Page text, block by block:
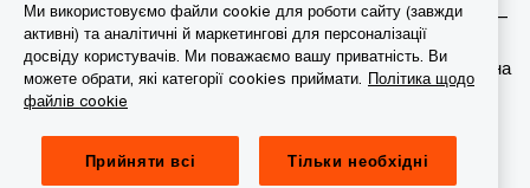
учасник/фірми-учасниці мережі PwC, а в деяких випадках –
міжнародна мережа PwC. Кожна фірма мережі є
самостійною юридичною особою. Докладніша інформація на
веб-сторінці www.pwc.com/structure.
Конфіденційність
Ми використовуємо файли cookie для роботи сайту (завжди
активні) та аналітичні й маркетингові для персоналізації
досвіду користувачів. Ми поважаємо вашу приватність. Ви
можете обрати, які категорії cookies приймати. Політика щодо
файлів cookie
Прийняти всі Тільки необхідні